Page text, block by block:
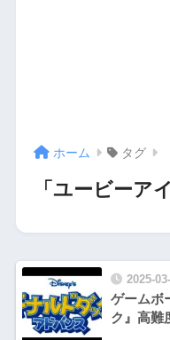
ホーム タグ
「ユービーア
2025-
ゲームボ
ク』高難